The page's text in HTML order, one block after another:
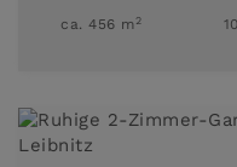
ca. 456 m2